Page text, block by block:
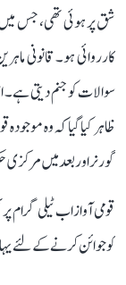
شق پر ہوئی تھی، جس میں
کارروائی ہو۔ قانونی
سوالات کو جنم دیتی
ظاہر کیا گیا کہ وہ
گورنر اور بعد میں
قومی آواز اب ٹیلی
کو جوائن کرنے کے لئے